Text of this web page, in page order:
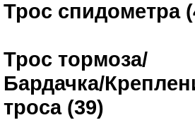
Трос спидометра
Трос тормоза/
Бардачка/
троса (39)